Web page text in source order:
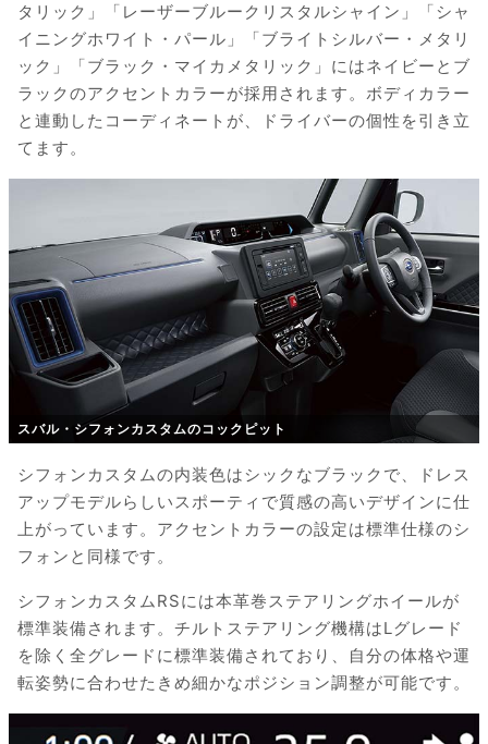
タリック」「レーザーブルークリスタルシャイン」「シャ
イニングホワイト・パール」「ブライトシルバー・メタリ
ック」「ブラック・マイカメタリック」にはネイビーとブ
ラックのアクセントカラーが採用されます。ボディカラー
と連動したコーディネートが、ドライバーの個性を引き立
てます。
スバル・シフォンカスタムのコックピット
シフォンカスタムの内装色はシックなブラックで、ドレス
アップモデルらしいスポーティで質感の高いデザインに仕
上がっています。アクセントカラーの設定は標準仕様のシ
フォンと同様です。
シフォンカスタムRSには本革巻ステアリングホイールが
標準装備されます。チルトステアリング機構はLグレード
を除く全グレードに標準装備されており、自分の体格や運
転姿勢に合わせたきめ細かなポジション調整が可能です。